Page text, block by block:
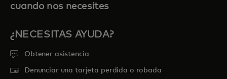
cuando nos necesites
¿NECESITAS AYUDA?
Obtener asistencia
Denunciar una tarjeta perdida o robada